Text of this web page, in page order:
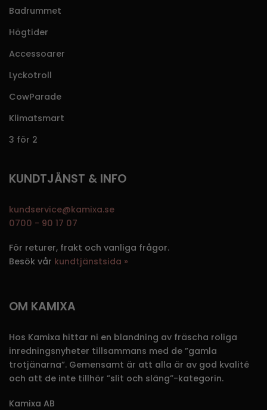
Badrummet
Högtider
Accessoarer
Lyckotroll
CowParade
Klimatsmart
3 för 2
KUNDTJÄNST & INFO
kundservice@kamixa.se
0700 - 90 17 07
För returer, frakt och vanliga frågor.
Besök vår kundtjänstsida »
OM KAMIXA
Hos Kamixa hittar ni en blandning av fräscha roliga
inredningsnyheter tillsammans med de ”gamla
trotjänarna”. Gemensamt är att alla är av god kvalité
och att de inte tillhör ”slit och släng”-kategorin.
Kamixa AB